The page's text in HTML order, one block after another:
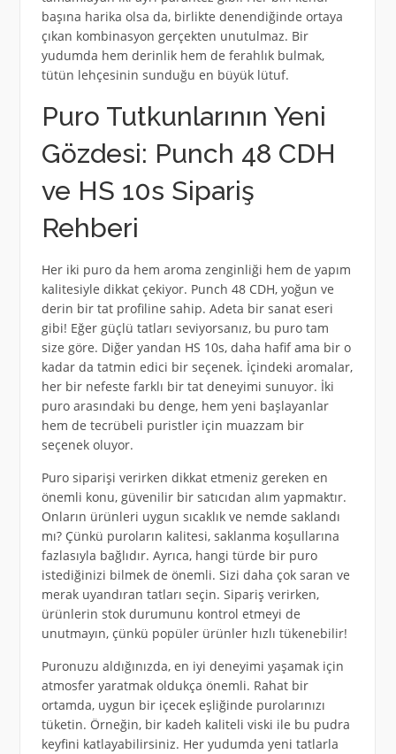
başına harika olsa da, birlikte denendiğinde ortaya
çıkan kombinasyon gerçekten unutulmaz. Bir
yudumda hem derinlik hem de ferahlık bulmak,
tütün lehçesinin sunduğu en büyük lütuf.
Puro Tutkunlarının Yeni
Gözdesi: Punch 48 CDH
ve HS 10s Sipariş
Rehberi
Her iki puro da hem aroma zenginliği hem de yapım
kalitesiyle dikkat çekiyor. Punch 48 CDH, yoğun ve
derin bir tat profiline sahip. Adeta bir sanat eseri
gibi! Eğer güçlü tatları seviyorsanız, bu puro tam
size göre. Diğer yandan HS 10s, daha hafif ama bir o
kadar da tatmin edici bir seçenek. İçindeki aromalar,
her bir nefeste farklı bir tat deneyimi sunuyor. İki
puro arasındaki bu denge, hem yeni başlayanlar
hem de tecrübeli puristler için muazzam bir
seçenek oluyor.
Puro siparişi verirken dikkat etmeniz gereken en
önemli konu, güvenilir bir satıcıdan alım yapmaktır.
Onların ürünleri uygun sıcaklık ve nemde saklandı
mı? Çünkü puroların kalitesi, saklanma koşullarına
fazlasıyla bağlıdır. Ayrıca, hangi türde bir puro
istediğinizi bilmek de önemli. Sizi daha çok saran ve
merak uyandıran tatları seçin. Sipariş verirken,
ürünlerin stok durumunu kontrol etmeyi de
unutmayın, çünkü popüler ürünler hızlı tükenebilir!
Puronuzu aldığınızda, en iyi deneyimi yaşamak için
atmosfer yaratmak oldukça önemli. Rahat bir
ortamda, uygun bir içecek eşliğinde purolarınızı
tüketin. Örneğin, bir kadeh kaliteli viski ile bu pudra
keyfini katlayabilirsiniz. Her yudumda yeni tatlarla